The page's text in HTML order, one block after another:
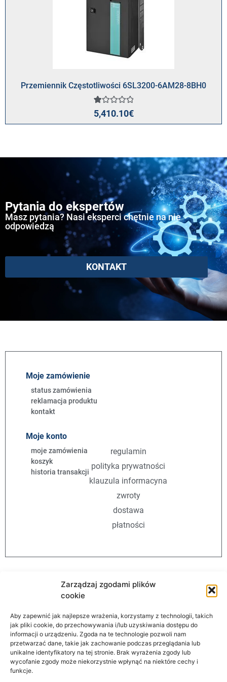
Zarządzaj zgodami plików
cookie
Aby zapewnić jak najlepsze wrażenia, korzystamy z technologii, takich
jak pliki cookie, do przechowywania i/lub uzyskiwania dostępu do
informacji o urządzeniu. Zgoda na te technologie pozwoli nam
przetwarzać dane, takie jak zachowanie podczas przeglądania lub
unikalne identyfikatory na tej stronie. Brak wyrażenia zgody lub
wycofanie zgody może niekorzystnie wpłynąć na niektóre cechy i
funkcje.
Przemiennik Częstotliwości 6SL3200-6AM28-8BH0
Oceniony
1.00
na
1
klienta
5,410.10€
Pytania do ekspertów
Masz pytania? Nasi eksperci chętnie na nie
odpowiedzą
KONTAKT
Moje zamówienie
status zamówienia
reklamacja produktu
kontakt
Moje konto
moje zamówienia
koszyk
historia transakcji
regulamin
polityka prywatności
klauzula informacyna
zwroty
dostawa
płatności
AutomationStore
Informacje